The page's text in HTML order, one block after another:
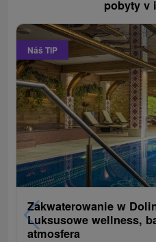
pobyty v
Náš TIP
Zakwaterowanie w
Luksusowe wellness,
atmosfera